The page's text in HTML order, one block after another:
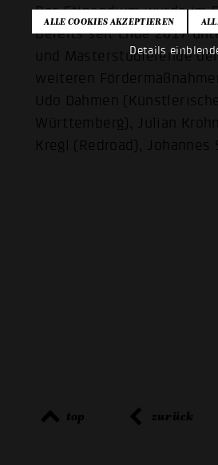
Details
Das Stipendium wurde im
Bereits seit Ende 2017
und Masterstudierende
weiteren
Udo Dahmen
Württemberg), Julian
Kregl (Redroad), Johannes
top zurück